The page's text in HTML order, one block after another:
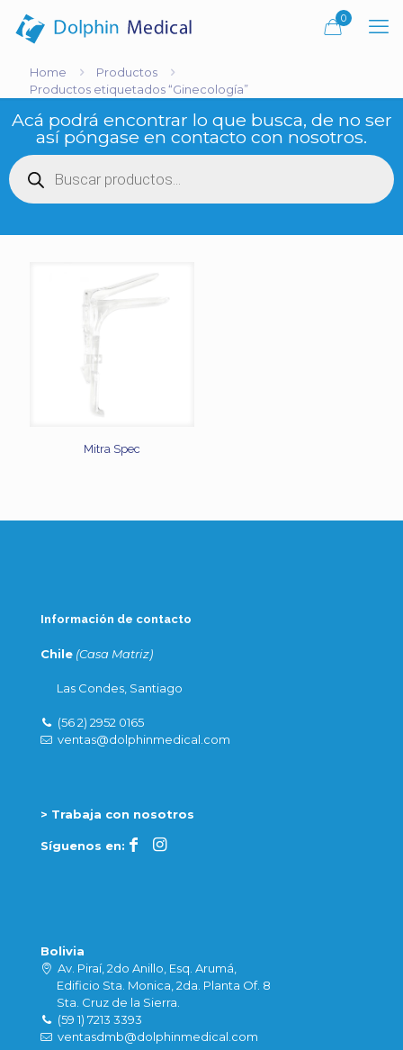
0
Home
Productos
Productos etiquetados “Ginecología”
Acá podrá encontrar lo que busca, de no ser
así póngase en contacto con nosotros.
Búsqueda
de
productos
Mitra Spec
Información de contacto
Chile (Casa Matriz)
Las Condes, Santiago
(56 2) 2952 0165
ventas@dolphinmedical.com
> Trabaja con nosotros
Síguenos en:
Bolivia
Av. Piraí, 2do Anillo, Esq. Arumá,
Edificio Sta. Monica, 2da. Planta Of. 8
Sta. Cruz de la Sierra.
(59 1) 7213 3393
ventasdmb@dolphinmedical.com